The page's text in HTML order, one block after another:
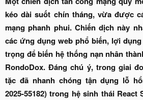
kéo dài suốt chín tháng, vừa được
mạng phanh phui. Chiến dịch này
các ứng dụng web phổ biến, lợi
trọng để biến hệ thống nạn nhân
RondoDox. Đáng chú ý, trong giai
tặc đã nhanh chóng tận dụng lỗ
2025-55182) trong hệ sinh thái React